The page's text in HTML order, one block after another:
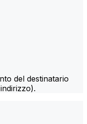
del destinatario